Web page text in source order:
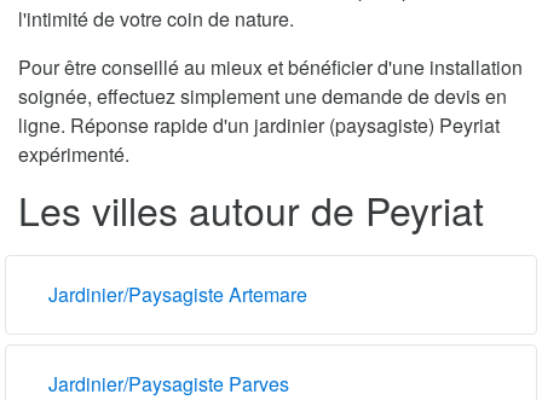
l'intimité de votre coin de nature.
Pour être conseillé au mieux et bénéficier d'une installation
soignée, effectuez simplement une demande de devis en
ligne. Réponse rapide d'un jardinier (paysagiste) Peyriat
expérimenté.
Les villes autour de Peyriat
Jardinier/Paysagiste Artemare
Jardinier/Paysagiste Parves